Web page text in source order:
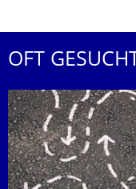
OFT GESUCHT